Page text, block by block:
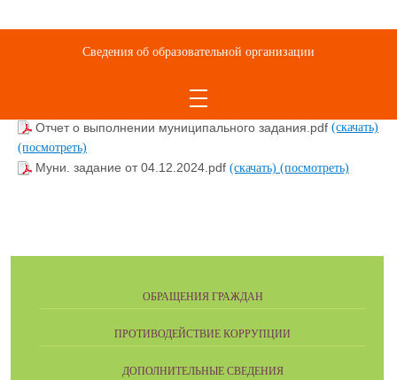
Отчет о выполнении мунзадания от 04.10.2024.pdf
Отчет о выполнении муниципального задания.pdf (скачать)
(посмотреть)
Муни. задание от 04.12.2024.pdf (скачать) (посмотреть)
ОБРАЩЕНИЯ ГРАЖДАН
ПРОТИВОДЕЙСТВИЕ КОРРУПЦИИ
ДОПОЛНИТЕЛЬНЫЕ СВЕДЕНИЯ
Сведения об образовательной организации